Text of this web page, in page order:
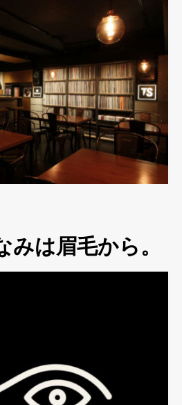
は眉毛から。